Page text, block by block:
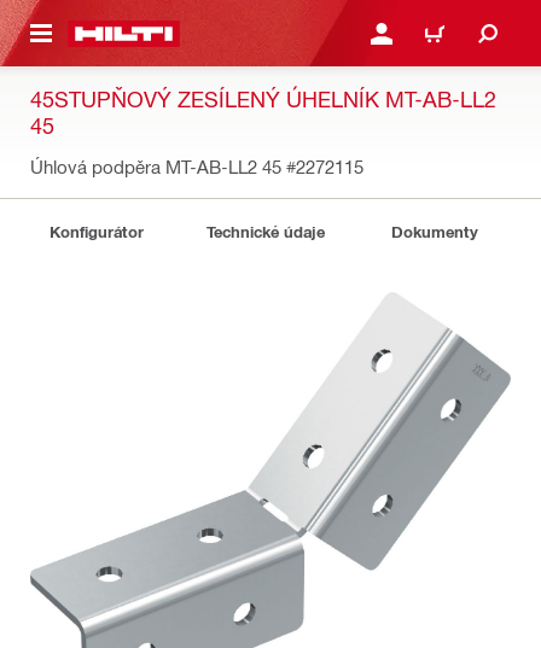
HLAVNÍ OBSAH PŘIHLÁSIT NEBO
KOŠÍK
45STUPŇOVÝ ZESÍLENÝ ÚHELNÍK MT-AB-LL2
45
Úhlová podpěra MT-AB-LL2 45 #2272115
Konfigurátor Technické údaje Dokumenty